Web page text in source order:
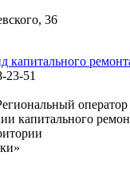
36
23-51
оператор
капитального